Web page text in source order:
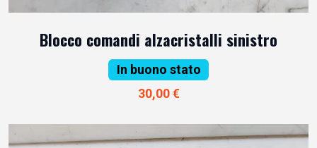
Blocco comandi alzacristalli sinistro
In buono stato
30,00 €